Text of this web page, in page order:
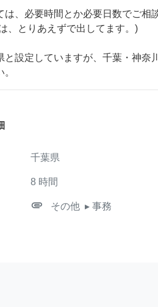
は、必要時間とか必要日数でご相
、とりあえずで出してます。)
と設定していますが、千葉・神奈
千葉県
8 時間
attachment その他 ▸ 事務